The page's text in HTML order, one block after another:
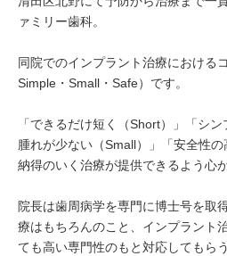
ァミリー歯科。
同院でのインプラント治療における
Simple・Small・Safe）です。
「できるだけ短く（Short）」「シ
腫れが少ない（Small）」「安全性の
納得のいく治療が提供できるよう心
院長は歯周病学を専門に博士号を取
療はもちろんのこと、インプラント
ても高い専門性のもと対応してもら